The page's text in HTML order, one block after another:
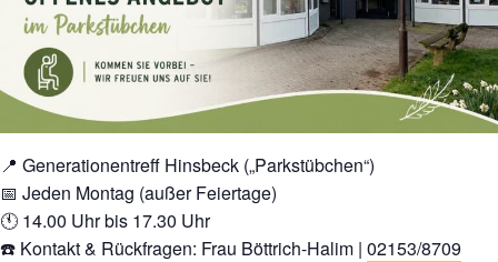
📍 Generationentreff Hinsbeck („Parkstübchen“)
📅 Jeden Montag (außer Feiertage)
🕚 14.00 Uhr bis 17.30 Uhr
☎️ Kontakt & Rückfragen: Frau Böttrich-Halim | 02153/8709